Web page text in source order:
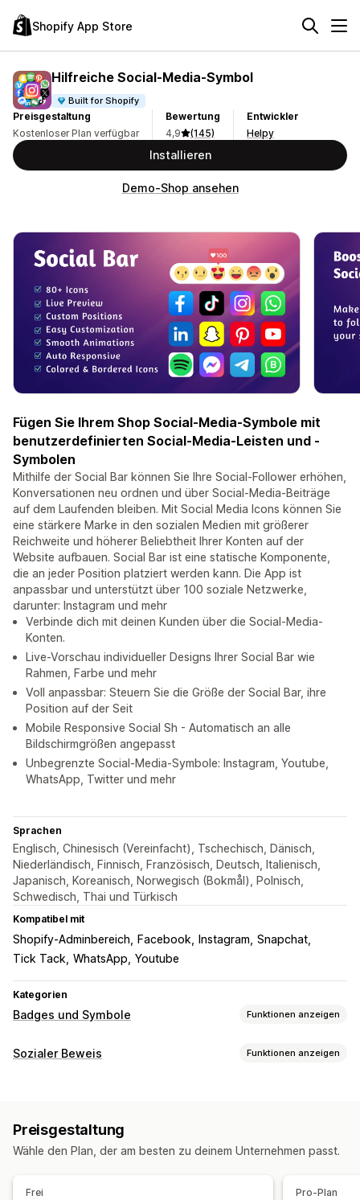
Shopify App Store
Hilfreiche Social‑Media‑Symbol
Built for Shopify
Preisgestaltung
Kostenloser Plan verfügbar
Bewertung
4,9
(145)
Entwickler
Helpy
Installieren
Demo-Shop ansehen
Fügen Sie Ihrem Shop Social-Media-Symbole mit
benutzerdefinierten Social-Media-Leisten und -
Symbolen
Mithilfe der Social Bar können Sie Ihre Social-Follower erhöhen,
Konversationen neu ordnen und über Social-Media-Beiträge
auf dem Laufenden bleiben. Mit Social Media Icons können Sie
eine stärkere Marke in den sozialen Medien mit größerer
Reichweite und höherer Beliebtheit Ihrer Konten auf der
Website aufbauen. Social Bar ist eine statische Komponente,
die an jeder Position platziert werden kann. Die App ist
anpassbar und unterstützt über 100 soziale Netzwerke,
darunter: Instagram und mehr
Verbinde dich mit deinen Kunden über die Social-Media-
Konten.
Live-Vorschau individueller Designs Ihrer Social Bar wie
Rahmen, Farbe und mehr
Voll anpassbar: Steuern Sie die Größe der Social Bar, ihre
Position auf der Seit
Mobile Responsive Social Sh - Automatisch an alle
Bildschirmgrößen angepasst
Unbegrenzte Social-Media-Symbole: Instagram, Youtube,
WhatsApp, Twitter und mehr
Sprachen
Englisch, Chinesisch (Vereinfacht), Tschechisch, Dänisch,
Niederländisch, Finnisch, Französisch, Deutsch, Italienisch,
Japanisch, Koreanisch, Norwegisch (Bokmål), Polnisch,
Schwedisch, Thai und Türkisch
Kompatibel mit
Shopify-Adminbereich Facebook Instagram Snapchat
Tick ​​Tack WhatsApp Youtube
Kategorien
Badges und Symbole Funktionen anzeigen
Symboltypen
Animationen Hintergründe
Benutzerdefinierter Text
Schriftarten Styling
Größe
Planung
Sozialer Beweis Funktionen anzeigen
Anzeigeoptionen
Preisgestaltung
Wähle den Plan, der am besten zu deinem Unternehmen passt.
Frei Pro-Plan